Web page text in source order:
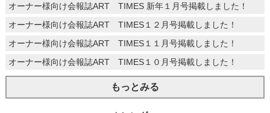
オーナー様向け会報誌ART TIMES 新年１月号掲載しました！
オーナー様向け会報誌ART TIMES１２月号掲載しました！
オーナー様向け会報誌ART TIMES１１月号掲載しました！
オーナー様向け会報誌ART TIMES１０月号掲載しました！
もっとみる